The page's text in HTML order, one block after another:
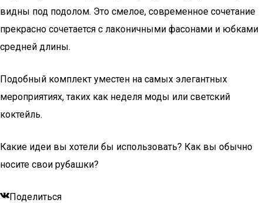
видны под подолом. Это смелое, современное сочетание
прекрасно сочетается с лаконичными фасонами и юбками
средней длины.
Подобный комплект уместен на самых элегантных
мероприятиях, таких как неделя моды или светский
коктейль.
Какие идеи вы хотели бы использовать? Как вы обычно
носите свои рубашки?
Поделиться